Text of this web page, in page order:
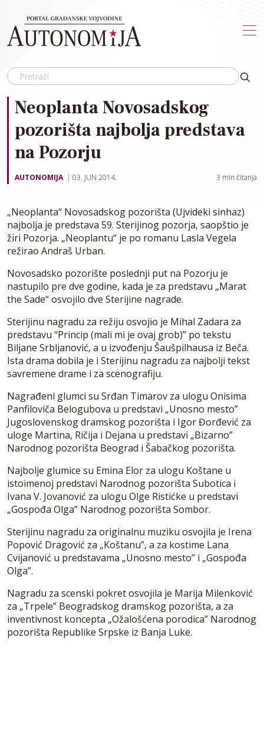
Neoplanta Novosadskog
pozorišta najbolja predstava
na Pozorju
AUTONOMIJA 03. JUN 2014. 3 min čitanja
„Neoplanta“ Novosadskog pozorišta (Ujvideki sinhaz)
najbolja je predstava 59. Sterijinog pozorja, saopštio je
žiri Pozorja. „Neoplantu“ je po romanu Lasla Vegela
režirao Andraš Urban.
Novosadsko pozorište poslednji put na Pozorju je
nastupilo pre dve godine, kada je za predstavu „Marat
the Sade“ osvojilo dve Sterijine nagrade.
Sterijinu nagradu za režiju osvojio je Mihal Zadara za
predstavu “Princip (mali mi je ovaj grob)” po tekstu
Biljane Srbljanović, a u izvođenju Šaušpilhausa iz Beča.
Ista drama dobila je i Sterijinu nagradu za najbolji tekst
savremene drame i za scenografiju.
Nagrađeni glumci su Srđan Timarov za ulogu Onisima
Panfiloviča Belogubova u predstavi „Unosno mesto”
Jugoslovenskog dramskog pozorišta i Igor Đorđević za
uloge Martina, Ričija i Dejana u predstavi „Bizarno”
Narodnog pozorišta Beograd i Šabačkog pozorišta.
Najbolje glumice su Emina Elor za ulogu Koštane u
istoimenoj predstavi Narodnog pozorišta Subotica i
Ivana V. Jovanović za ulogu Olge Ristićke u predstavi
„Gospođa Olga” Narodnog pozorišta Sombor.
Sterijinu nagradu za originalnu muziku osvojila je Irena
Popović Dragović za „Koštanu”, a za kostime Lana
Cvijanović u predstavama „Unosno mesto” i „Gospođa
Olga”.
Nagradu za scenski pokret osvojila je Marija Milenković
za „Trpele” Beogradskog dramskog pozorišta, a za
inventivnost koncepta „Ožalošćena porodica” Narodnog
pozorišta Republike Srpske iz Banja Luke.